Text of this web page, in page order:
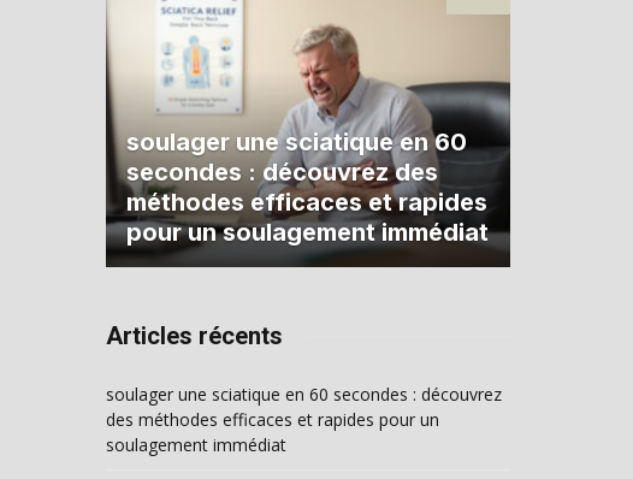
soulager une sciatique en 60
secondes : découvrez des
méthodes efficaces et rapides
pour un soulagement immédiat
Articles récents
soulager une sciatique en 60 secondes : découvrez
des méthodes efficaces et rapides pour un
soulagement immédiat